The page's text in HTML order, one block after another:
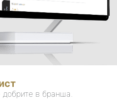
в бранша.